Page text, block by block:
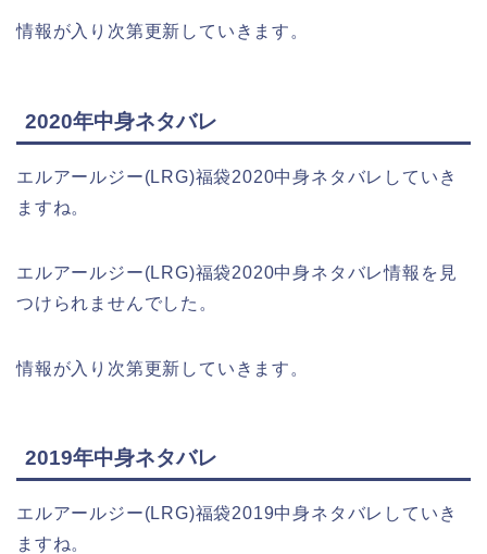
情報が入り次第更新していきます。
2020年中身ネタバレ
エルアールジー(LRG)福袋2020中身ネタバレしていき
ますね。
エルアールジー(LRG)福袋2020中身ネタバレ情報を見
つけられませんでした。
情報が入り次第更新していきます。
2019年中身ネタバレ
エルアールジー(LRG)福袋2019中身ネタバレしていき
ますね。